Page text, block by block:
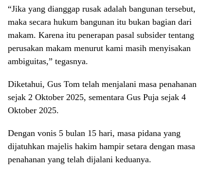
“Jika yang dianggap rusak adalah bangunan tersebut,
maka secara hukum bangunan itu bukan bagian dari
makam. Karena itu penerapan pasal subsider tentang
perusakan makam menurut kami masih menyisakan
ambiguitas,” tegasnya.
Diketahui, Gus Tom telah menjalani masa penahanan
sejak 2 Oktober 2025, sementara Gus Puja sejak 4
Oktober 2025.
Dengan vonis 5 bulan 15 hari, masa pidana yang
dijatuhkan majelis hakim hampir setara dengan masa
penahanan yang telah dijalani keduanya.